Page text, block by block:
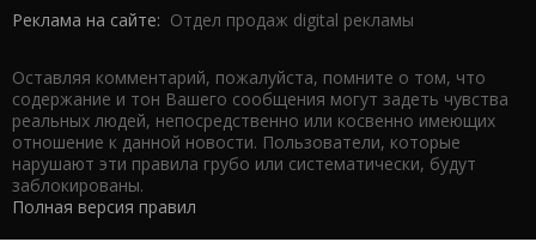
Реклама на сайте: Отдел продаж digital рекламы
Оставляя комментарий, пожалуйста, помните о том, что
содержание и тон Вашего сообщения могут задеть чувства
реальных людей, непосредственно или косвенно имеющих
отношение к данной новости. Пользователи, которые
нарушают эти правила грубо или систематически, будут
заблокированы.
Полная версия правил